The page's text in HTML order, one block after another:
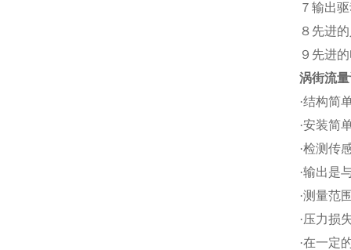
７输出
８先进
９先进
涡街流
·结构简
·安装简
·检测传
·输出是
·测量范
·压力损
·在一定